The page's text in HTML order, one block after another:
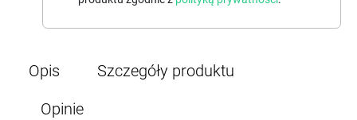
Opis
Szczegóły produktu
Opinie